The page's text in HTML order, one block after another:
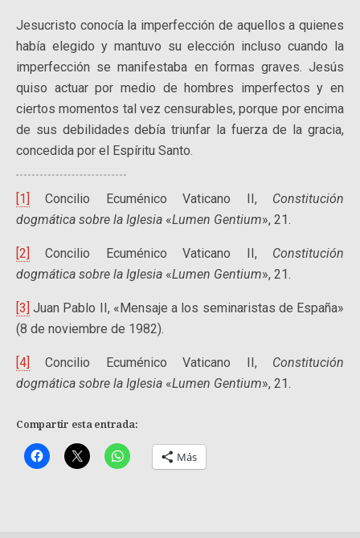
Jesucristo conocía la imperfección de aquellos a quienes
había elegido y mantuvo su elección incluso cuando la
imperfección se manifestaba en formas graves. Jesús
quiso actuar por medio de hombres imperfectos y en
ciertos momentos tal vez censurables, porque por encima
de sus debilidades debía triunfar la fuerza de la gracia,
concedida por el Espíritu Santo.
[1] Concilio Ecuménico Vaticano II, Constitución
dogmática sobre la Iglesia «Lumen Gentium», 21.
[2] Concilio Ecuménico Vaticano II, Constitución
dogmática sobre la Iglesia «Lumen Gentium», 21.
[3] Juan Pablo II, «Mensaje a los seminaristas de España»
(8 de noviembre de 1982).
[4] Concilio Ecuménico Vaticano II, Constitución
dogmática sobre la Iglesia «Lumen Gentium», 21.
Compartir esta entrada:
Más